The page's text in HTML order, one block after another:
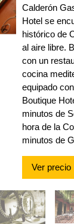
Calderón
Hotel se
histórico de
al aire libre.
con un
cocina
equipado
Boutique
minutos de
hora de la
minutos de
Ver precio